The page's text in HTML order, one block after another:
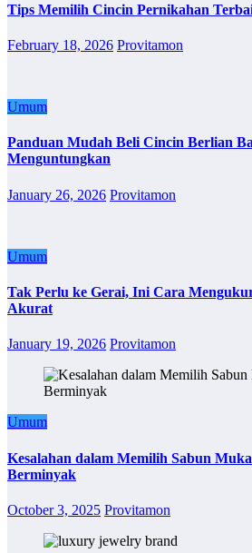
Tips Memilih Cincin Pernikahan
February 18, 2026 Provitamon
Umum
Panduan Mudah Beli Cincin Berlian
Menguntungkan
January 26, 2026 Provitamon
Umum
Tak Perlu ke Gerai, Ini Cara
Akurat
January 19, 2026 Provitamon
Umum
Kesalahan dalam Memilih Sabun
Berminyak
October 3, 2025 Provitamon